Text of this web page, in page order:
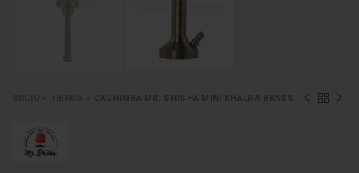
CACHIMBA MR. SHISHA MINI KHALIFA BRASS